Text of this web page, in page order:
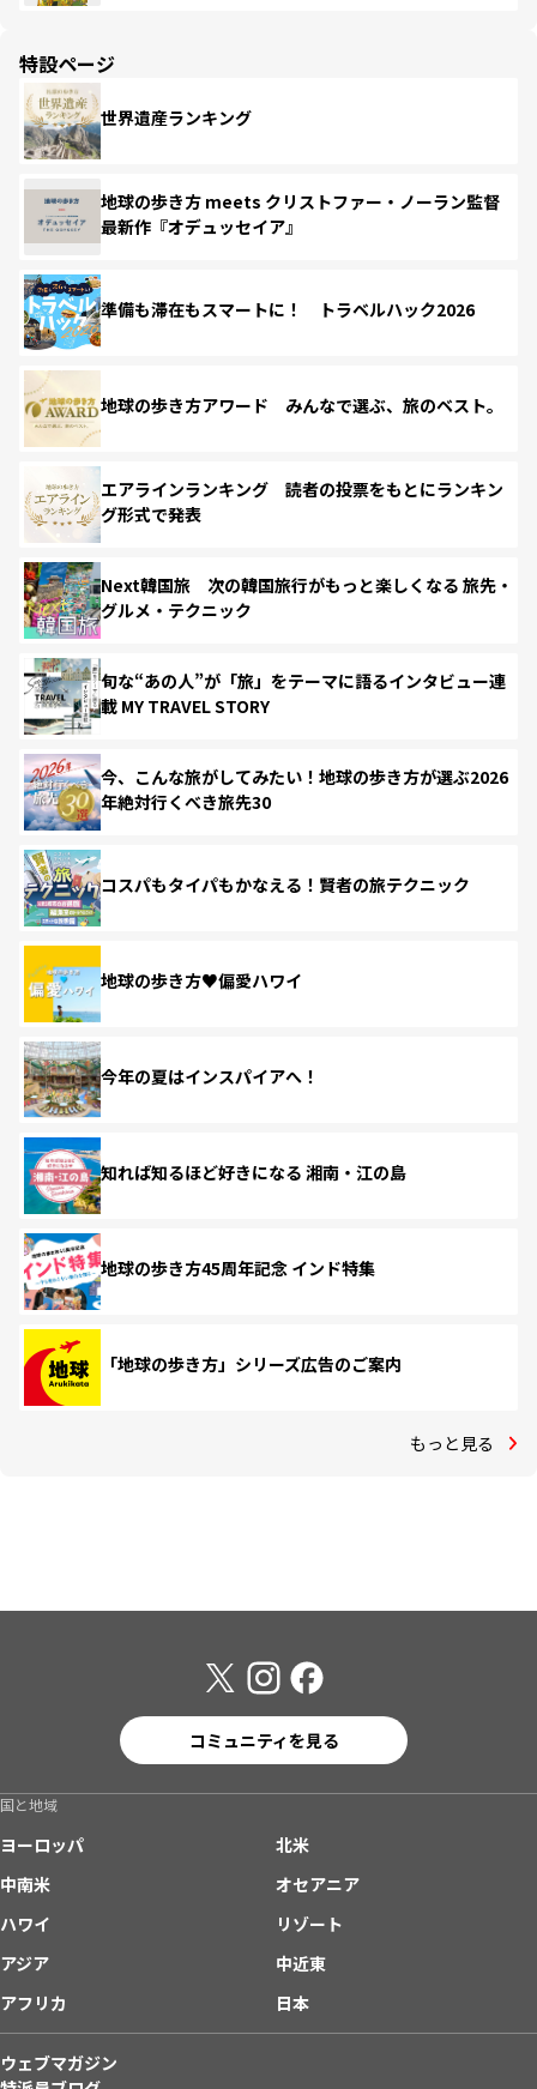
特設ページ
世界遺産ランキング
地球の歩き方 meets クリストファー・ノーラン監督
最新作『オデュッセイア』
準備も滞在もスマートに！ トラベルハック2026
地球の歩き方アワード みんなで選ぶ、旅のベスト。
エアラインランキング 読者の投票をもとにランキン
グ形式で発表
Next韓国旅 次の韓国旅行がもっと楽しくなる 旅先・
グルメ・テクニック
旬な“あの人”が「旅」をテーマに語るインタビュー連
載 MY TRAVEL STORY
今、こんな旅がしてみたい！地球の歩き方が選ぶ2026
年絶対行くべき旅先30
コスパもタイパもかなえる！賢者の旅テクニック
地球の歩き方♥偏愛ハワイ
今年の夏はインスパイアへ！
知れば知るほど好きになる 湘南・江の島
地球の歩き方45周年記念 インド特集
「地球の歩き方」シリーズ広告のご案内
もっと見る
コミュニティを見る
国と地域
ヨーロッパ
北米
中南米
オセアニア
ハワイ
リゾート
アジア
中近東
アフリカ
日本
ウェブマガジン